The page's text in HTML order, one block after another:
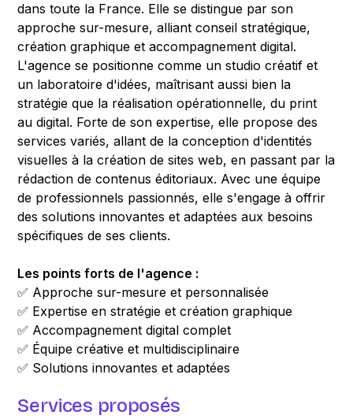
dans toute la France. Elle se distingue par son
approche sur-mesure, alliant conseil stratégique,
création graphique et accompagnement digital.
L'agence se positionne comme un studio créatif et
un laboratoire d'idées, maîtrisant aussi bien la
stratégie que la réalisation opérationnelle, du print
au digital. Forte de son expertise, elle propose des
services variés, allant de la conception d'identités
visuelles à la création de sites web, en passant par la
rédaction de contenus éditoriaux. Avec une équipe
de professionnels passionnés, elle s'engage à offrir
des solutions innovantes et adaptées aux besoins
spécifiques de ses clients.
Les points forts de l'agence :
✅ Approche sur-mesure et personnalisée
✅ Expertise en stratégie et création graphique
✅ Accompagnement digital complet
✅ Équipe créative et multidisciplinaire
✅ Solutions innovantes et adaptées
Services proposés